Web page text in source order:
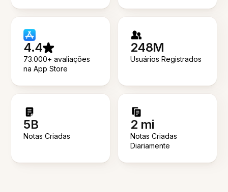
4.4
73.000+ avaliações
na App Store
248M
Usuários Registrados
5B
Notas Criadas
2 mi
Notas Criadas
Diariamente